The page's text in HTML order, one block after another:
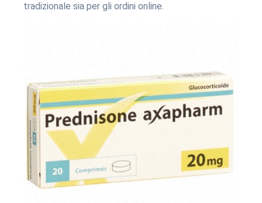
tradizionale sia per gli ordini online.